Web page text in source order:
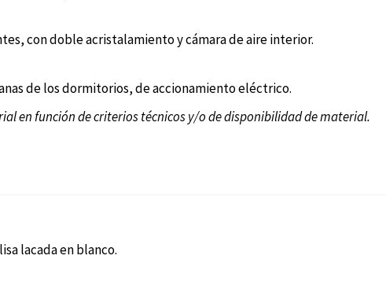
con doble acristalamiento y cámara de aire interior.
de los dormitorios, de accionamiento eléctrico.
en función de criterios técnicos y/o de disponibilidad de material.
lacada en blanco.